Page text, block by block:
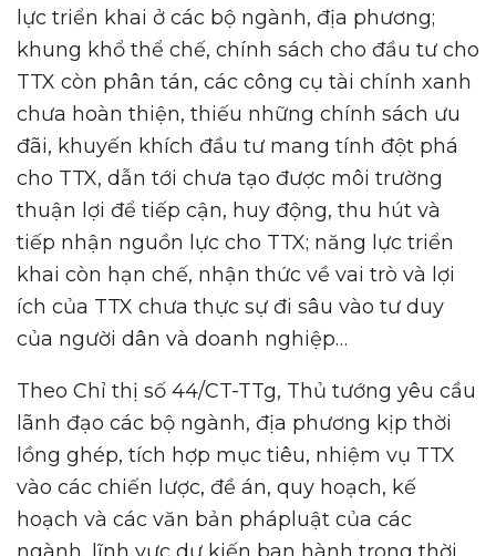
lực triển khai ở các bộ ngành, địa phương;
khung khổ thể chế, chính sách cho đầu tư cho
TTX còn phân tán, các công cụ tài chính xanh
chưa hoàn thiện, thiếu những chính sách ưu
đãi, khuyến khích đầu tư mang tính đột phá
cho TTX, dẫn tới chưa tạo được môi trường
thuận lợi để tiếp cận, huy động, thu hút và
tiếp nhận nguồn lực cho TTX; năng lực triển
khai còn hạn chế, nhận thức về vai trò và lợi
ích của TTX chưa thực sự đi sâu vào tư duy
của người dân và doanh nghiệp…
Theo Chỉ thị số 44/CT-TTg, Thủ tướng yêu cầu
lãnh đạo các bộ ngành, địa phương kịp thời
lồng ghép, tích hợp mục tiêu, nhiệm vụ TTX
vào các chiến lược, đề án, quy hoạch, kế
hoạch và các văn bản phápluật của các